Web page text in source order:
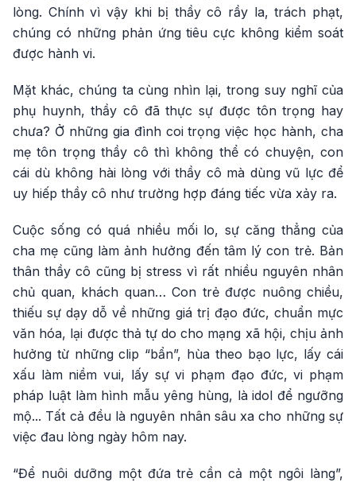
lòng. Chính vì vậy khi bị thầy cô rầy la, trách phạt,
chúng có những phản ứng tiêu cực không kiểm soát
được hành vi.
Mặt khác, chúng ta cùng nhìn lại, trong suy nghĩ của
phụ huynh, thầy cô đã thực sự được tôn trọng hay
chưa? Ở những gia đình coi trọng việc học hành, cha
mẹ tôn trọng thầy cô thì không thể có chuyện, con
cái dù không hài lòng với thầy cô mà dùng vũ lực để
uy hiếp thầy cô như trường hợp đáng tiếc vừa xảy ra.
Cuộc sống có quá nhiều mối lo, sự căng thẳng của
cha mẹ cũng làm ảnh hưởng đến tâm lý con trẻ. Bản
thân thầy cô cũng bị stress vì rất nhiều nguyên nhân
chủ quan, khách quan… Con trẻ được nuông chiều,
thiếu sự dạy dỗ về những giá trị đạo đức, chuẩn mực
văn hóa, lại được thả tự do cho mạng xã hội, chịu ảnh
hưởng từ những clip “bẩn”, hùa theo bạo lực, lấy cái
xấu làm niềm vui, lấy sự vi phạm đạo đức, vi phạm
pháp luật làm hình mẫu yêng hùng, là idol để ngưỡng
mộ... Tất cả đều là nguyên nhân sâu xa cho những sự
việc đau lòng ngày hôm nay.
“Để nuôi dưỡng một đứa trẻ cần cả một ngôi làng”,